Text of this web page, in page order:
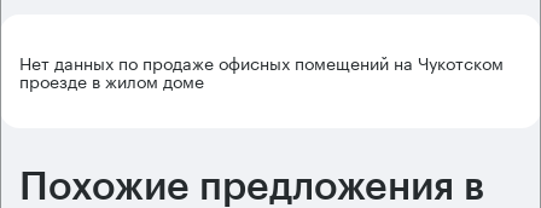
Нет данных по продаже офисных помещений на Чукотском
проезде в жилом доме
Похожие предложения в